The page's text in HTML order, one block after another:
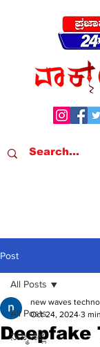
Post
All Posts
ನಿಮ್ಮ ಜಿಲ್ಲೆ
All Posts
Deepfake
new waves
Oct 24, 2024 3